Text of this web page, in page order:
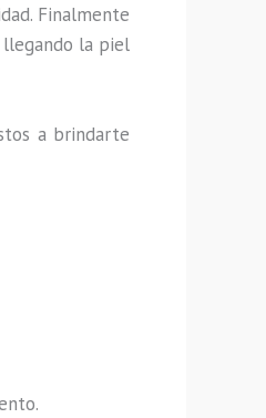
Finalmente
llegando la piel
a brindarte